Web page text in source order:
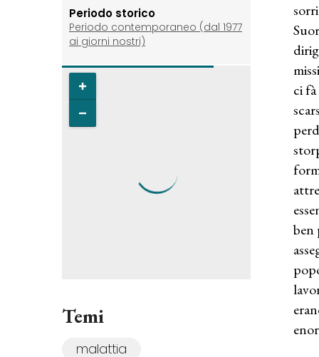
Periodo storico
Periodo contemporaneo (dal 1977
ai giorni nostri)
Temi
malattia
ci
ben